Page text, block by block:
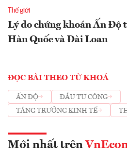
Thế giới
Lý do chứng khoán Ấn Độ
Hàn Quốc và Đài Loan
ĐỌC BÀI THEO TỪ KHOÁ
ẤN ĐỘ
ĐẦU TƯ CÔNG
TĂNG TRƯỞNG KINH TẾ
Mới nhất trên